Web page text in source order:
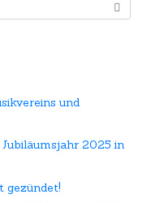
und
2025 in
gezündet!